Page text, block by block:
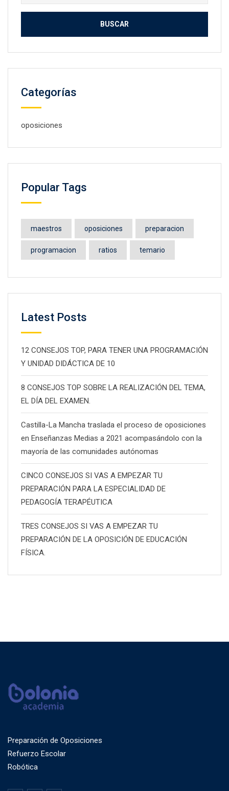
Categorías
oposiciones
Popular Tags
maestros oposiciones preparacion
programacion ratios temario
Latest Posts
12 CONSEJOS TOP, PARA TENER UNA PROGRAMACIÓN
Y UNIDAD DIDÁCTICA DE 10
8 CONSEJOS TOP SOBRE LA REALIZACIÓN DEL TEMA,
EL DÍA DEL EXAMEN.
Castilla-La Mancha traslada el proceso de oposiciones
en Enseñanzas Medias a 2021 acompasándolo con la
mayoría de las comunidades autónomas
CINCO CONSEJOS SI VAS A EMPEZAR TU
PREPARACIÓN PARA LA ESPECIALIDAD DE
PEDAGOGÍA TERAPÉUTICA
TRES CONSEJOS SI VAS A EMPEZAR TU
PREPARACIÓN DE LA OPOSICIÓN DE EDUCACIÓN
FÍSICA.
Preparación de Oposiciones
Refuerzo Escolar
Robótica